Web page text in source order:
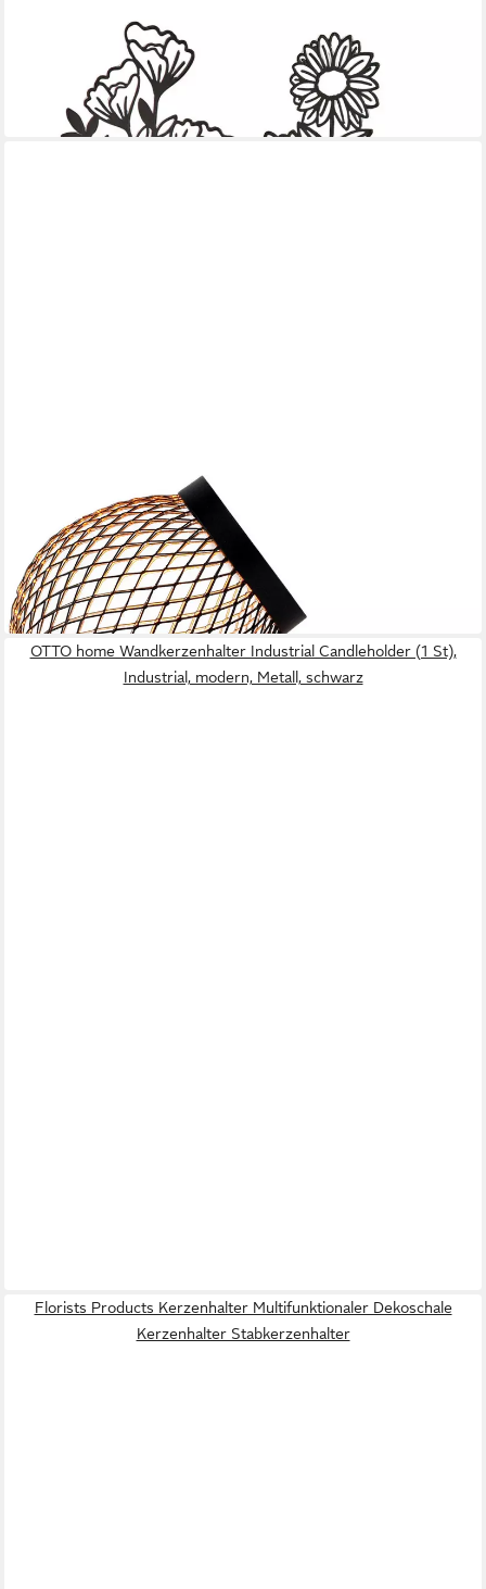
Teelichthalter "Metallblumen" matt schwarz, 27 cm hoch,
Kerzengläser, Kerzenständer
(22,95 €/ 1 Paar)
in 4-5 Werktagen bei dir
MARRAKESCH ORIENT & MEDITERRAN INTERIOR
Teelichthalter 2er Set Skandinavischer Teelichthalter Sanim
modern aus Metall 14 cm
15,93 € UVP22,00 €
-28%
in 2-3 Werktagen bei dir
OTTO home Wandkerzenhalter Industrial Candleholder (1 St),
Industrial, modern, Metall, schwarz
Florists Products Kerzenhalter Multifunktionaler Dekoschale
Kerzenhalter Stabkerzenhalter